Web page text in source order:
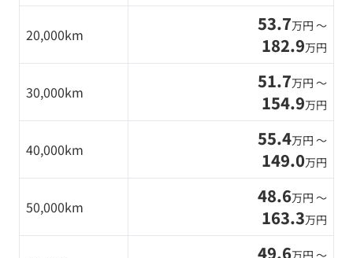
20,000km 53.7万円 〜
182.9万円
30,000km 51.7万円 〜
154.9万円
40,000km 55.4万円 〜
149.0万円
50,000km 48.6万円 〜
163.3万円
49.6万円 〜